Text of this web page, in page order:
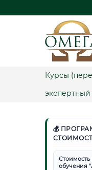
Курсы
💰
обучения